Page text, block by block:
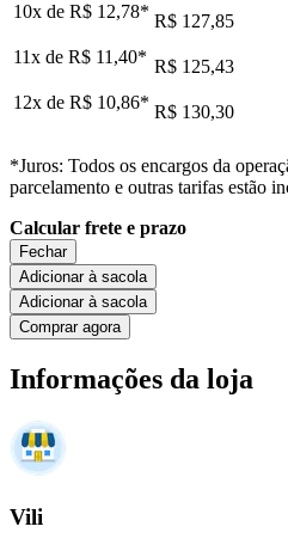
10x de R$ 12,78* R$ 127,85
11x de R$ 11,40* R$ 125,43
12x de R$ 10,86* R$ 130,30
*Juros: Todos os encargos da
parcelamento e outras tarifas estão
Calcular frete e prazo
Fechar
Adicionar à sacola
Adicionar à sacola
Comprar agora
Informações da loja
Vili